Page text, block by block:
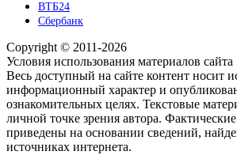
ВТБ24
Сбербанк
Copyright © 2011-2026
Условия использования материалов сайта
Весь доступный на сайте контент носит
информационный характер и
ознакомительных целях. Текстовые
личной точке зрения автора.
приведены на основании сведений,
источниках интернета.